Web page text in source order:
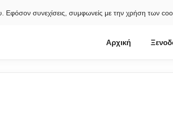
Εφόσον συνεχίσεις, συμφωνείς με την χρήση των
Αρχική